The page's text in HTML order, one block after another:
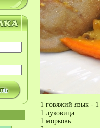
1 говяжий язык - 1
1 луковица
1 морковь